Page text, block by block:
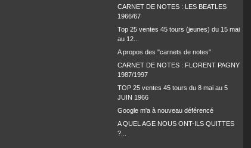
CARNET DE NOTES : LES BEATLES
1966/67
Top 25 ventes 45 tours (jeunes) du 15 mai
au 12...
A propos des "carnets de notes"
CARNET DE NOTES : FLORENT PAGNY
1987/1997
TOP 25 ventes 45 tours du 8 mai au 5
JUIN 1966
Google m'a à nouveau déférencé
A QUEL AGE NOUS ONT-ILS QUITTES
?...